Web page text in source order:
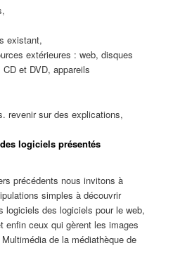
existant,
extérieures : web, disques
et DVD, appareils
revenir sur des explications,
logiciels présentés
précédents nous invitons à
simples à découvrir
logiciels des logiciels pour le web,
enfin ceux qui gèrent les images
de la médiathèque de